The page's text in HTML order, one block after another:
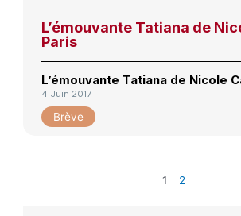
L’émouvante Tatiana de
Paris
L’émouvante Tatiana de Nicole
4 Juin 2017
Brève
1 2